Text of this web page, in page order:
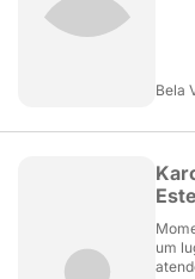
Bela
um